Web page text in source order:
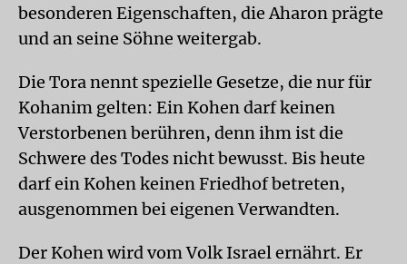
besonderen Eigenschaften, die Aharon prägte
und an seine Söhne weitergab.
Die Tora nennt spezielle Gesetze, die nur für
Kohanim gelten: Ein Kohen darf keinen
Verstorbenen berühren, denn ihm ist die
Schwere des Todes nicht bewusst. Bis heute
darf ein Kohen keinen Friedhof betreten,
ausgenommen bei eigenen Verwandten.
Der Kohen wird vom Volk Israel ernährt. Er